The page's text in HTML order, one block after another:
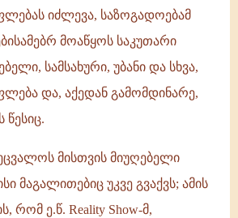
იძლევა, საზოგადოებამ
მოაწყოს საკუთარი
სამსახური, უბანი და სხვა,
და, აქედან გამომდინარე,
წესიც.
მისთვის მიუღებელი
მაგალითებიც უკვე გვაქვს; ამის
რომ ე.წ. Reality Show-მ,